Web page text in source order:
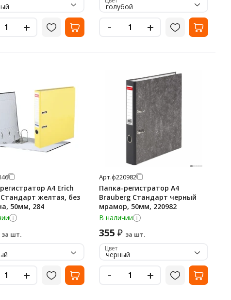
+
голубой
- +
А4 Erich
желтая, без
50мм, 284
за шт.
+
Арт.ф220982
Папка-регистратор А4
Brauberg Стандарт черный
мрамор, 50мм, 220982
В наличии
355 ₽ за шт.
Цвет
черный
- +